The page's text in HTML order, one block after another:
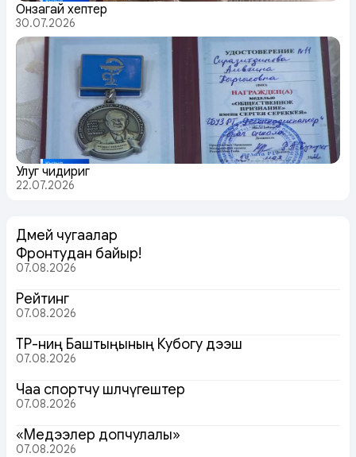
Онзагай хептер
30.07.2026
Улуг чидириг
22.07.2026
Дөмей чугаалар
Фронтудан байыр!
07.08.2026
Рейтинг
07.08.2026
ТР-ниң Баштыңының Кубогу дээш
07.08.2026
Чаа спортчу шөлчүгештер
07.08.2026
«Медээлер допчулалы»
07.08.2026